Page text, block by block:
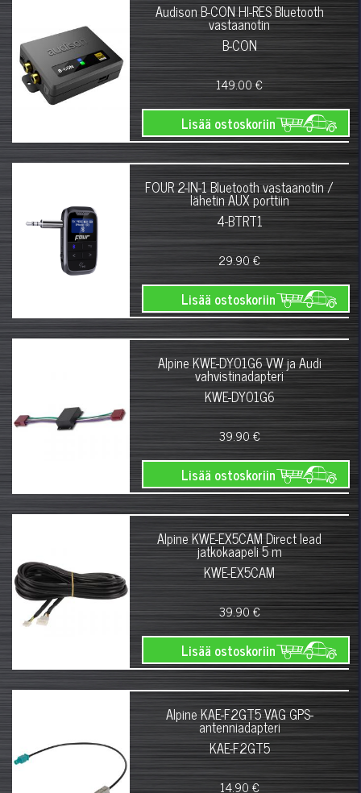
Audison B-CON HI-RES Bluetooth
vastaanotin
B-CON
149.00 €
Lisää ostoskoriin
FOUR 2-IN-1 Bluetooth vastaanotin /
lähetin AUX porttiin
4-BTRT1
29.90 €
Lisää ostoskoriin
Alpine KWE-DY01G6 VW ja Audi
vahvistinadapteri
KWE-DY01G6
39.90 €
Lisää ostoskoriin
Alpine KWE-EX5CAM Direct lead
jatkokaapeli 5 m
KWE-EX5CAM
39.90 €
Lisää ostoskoriin
Alpine KAE-F2GT5 VAG GPS-
antenniadapteri
KAE-F2GT5
14.90 €